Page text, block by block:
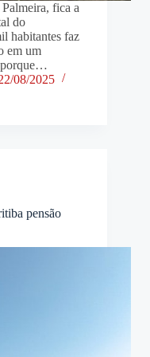
fica a
do
habitantes faz
em um
porque…
08/2025
pensão